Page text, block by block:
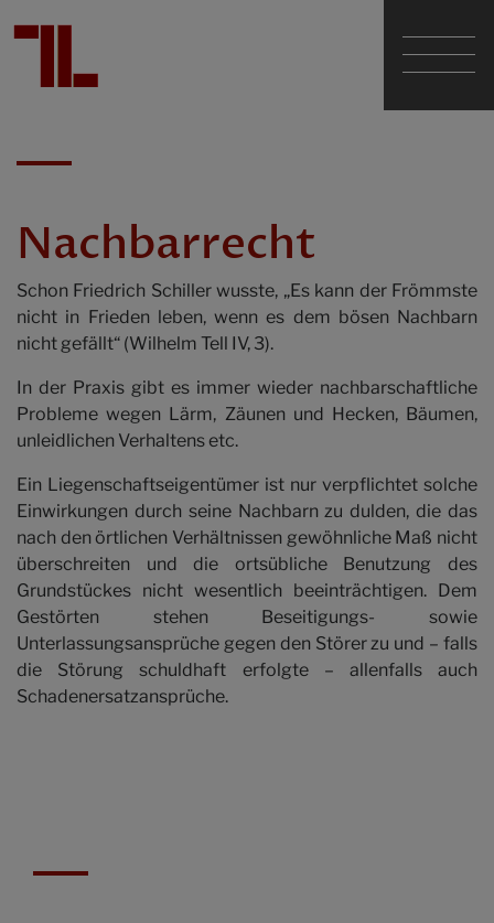
Dr. Walter Geißelmann em.
Die Kanzlei
Fachgebiete
Honorar
Kontakt
Nachbarrecht
Schon Friedrich Schiller wusste, „Es kann der Frömmste
nicht in Frieden leben, wenn es dem bösen Nachbarn
nicht gefällt“ (Wilhelm Tell IV, 3).
In der Praxis gibt es immer wieder nachbarschaftliche
Probleme wegen Lärm, Zäunen und Hecken, Bäumen,
unleidlichen Verhaltens etc.
Ein Liegenschaftseigentümer ist nur verpflichtet solche
Einwirkungen durch seine Nachbarn zu dulden, die das
nach den örtlichen Verhältnissen gewöhnliche Maß nicht
überschreiten und die ortsübliche Benutzung des
Grundstückes nicht wesentlich beeinträchtigen. Dem
Gestörten stehen Beseitigungs- sowie
Unterlassungsansprüche gegen den Störer zu und – falls
die Störung schuldhaft erfolgte – allenfalls auch
Schadenersatzansprüche.